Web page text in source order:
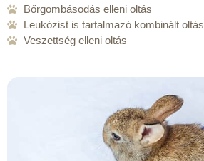
Bőrgombásodás elleni oltás
Leukózist is tartalmazó kombinált oltás
Veszettség elleni oltás